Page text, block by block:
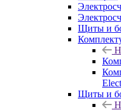
Щиты и
Щиты и